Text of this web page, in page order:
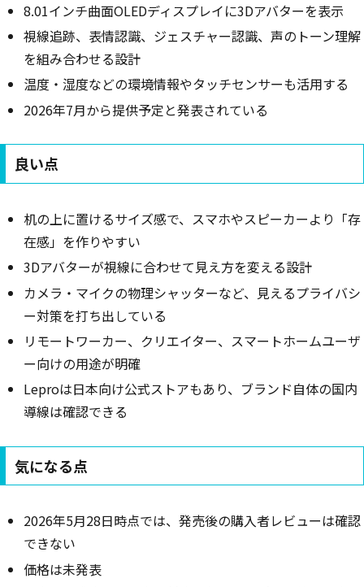
8.01インチ曲面OLEDディスプレイに3Dアバターを表示
視線追跡、表情認識、ジェスチャー認識、声のトーン理解
を組み合わせる設計
温度・湿度などの環境情報やタッチセンサーも活用する
2026年7月から提供予定と発表されている
良い点
机の上に置けるサイズ感で、スマホやスピーカーより「存
在感」を作りやすい
3Dアバターが視線に合わせて見え方を変える設計
カメラ・マイクの物理シャッターなど、見えるプライバシ
ー対策を打ち出している
リモートワーカー、クリエイター、スマートホームユーザ
ー向けの用途が明確
Leproは日本向け公式ストアもあり、ブランド自体の国内
導線は確認できる
気になる点
2026年5月28日時点では、発売後の購入者レビューは確認
できない
価格は未発表